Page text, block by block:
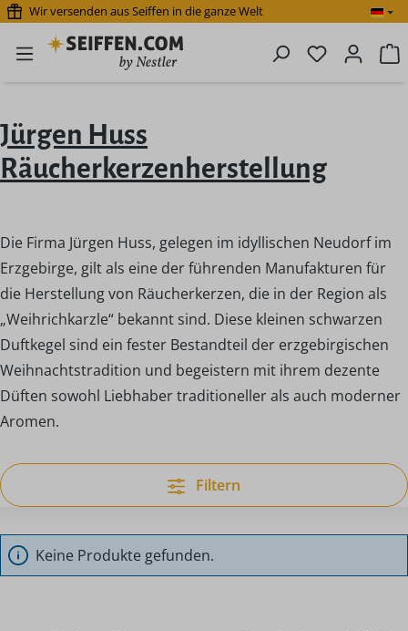
Zum Hauptinhalt springen
Wir versenden aus Seiffen in die ganze Welt
Du hast 0
Jürgen Huss
Räucherkerzenherstellung
Die Firma Jürgen Huss, gelegen im idyllischen Neudorf im
Erzgebirge, gilt als eine der führenden Manufakturen für
die Herstellung von Räucherkerzen, die in der Region als
„Weihrichkarzle“ bekannt sind. Diese kleinen schwarzen
Duftkegel sind ein fester Bestandteil der erzgebirgischen
Weihnachtstradition und begeistern mit ihrem dezente
Düften sowohl Liebhaber traditioneller als auch moderner
Aromen.
Filtern
Keine Produkte gefunden.